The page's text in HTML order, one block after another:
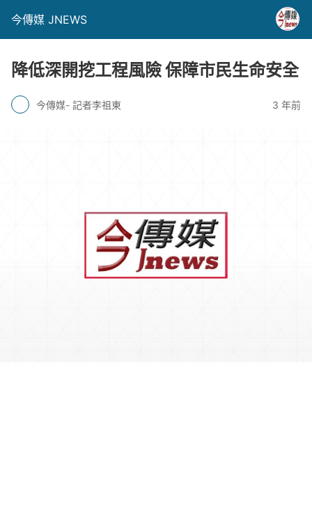
今傳媒 JNEWS
降低深開挖工程風險 保障市民生命安全
今傳媒- 記者李祖東 3 年前